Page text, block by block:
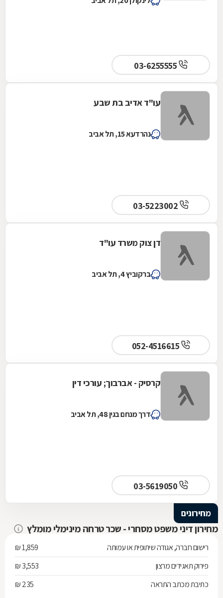
עו"ד אדיב בת שבע
נהרדעא 15, תל אביב
דן צוק משרד עו"ד
ברקוביץ 4, תל אביב
קרסיק - אברבוך; עורכי דין
דרך מנחם בגין 48, תל אביב
מחירונים
מחירון דיני משפט מסחרי - שכר טרחה מינימלי מומלץ
רישום חברה, אגודה שיתופית או עמותה
1,859 ₪
פירוק תאגידים מרצון
3,553 ₪
כתיבת מכתב התראה
235 ₪